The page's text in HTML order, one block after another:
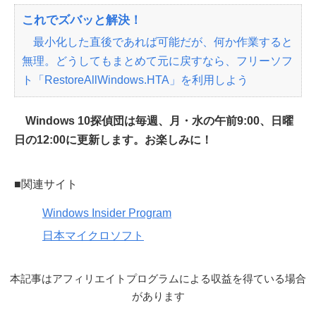
これでズバッと解決！
最小化した直後であれば可能だが、何か作業すると
無理。どうしてもまとめて元に戻すなら、フリーソフ
ト「RestoreAllWindows.HTA」を利用しよう
Windows 10探偵団は毎週、月・水の午前9:00、日曜
日の12:00に更新します。お楽しみに！
■関連サイト
Windows Insider Program
日本マイクロソフト
本記事はアフィリエイトプログラムによる収益を得ている場合
があります